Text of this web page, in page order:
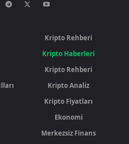
Kripto Rehberi
Kripto Haberleri
Kripto Rehberi
Kripto Analiz
Kripto Fiyatları
Ekonomi
Merkezsiz Finans